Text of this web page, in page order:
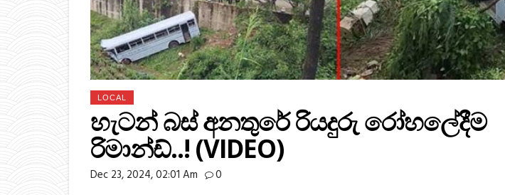
LOCAL
හැටන් බස් අනතුරේ රියදුරු රෝහලේදීම
රිමාන්ඩ්..! (VIDEO)
Dec 23, 2024, 02:01 Am 0